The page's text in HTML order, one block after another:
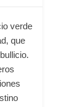
verde
que